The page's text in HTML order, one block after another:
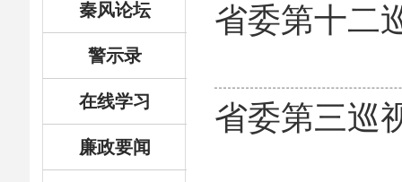
秦风论坛
警示录
在线学习
廉政要闻
省委第十二
省委第三巡